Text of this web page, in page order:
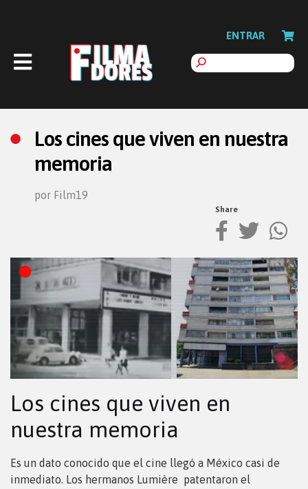
ENTRAR
Los cines que viven en nuestra
memoria
por Film19
Share
Los cines que viven en
nuestra memoria
Es un dato conocido que el cine llegó a México casi de
inmediato. Los hermanos Lumière patentaron el